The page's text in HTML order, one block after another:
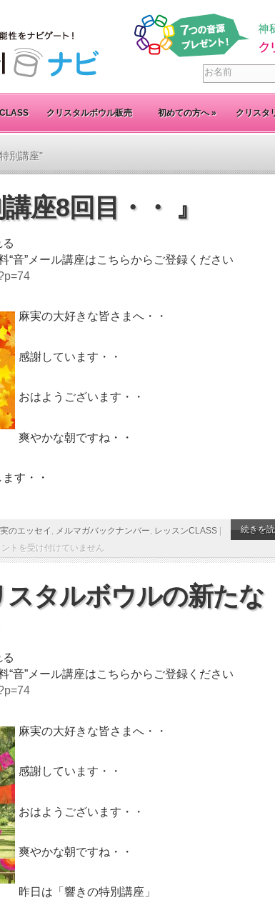
クリスタルボウル販売 初めての方へ» クリスタ
別講座"
座8回目・・ 』
“音”メール講座はこちらからご登録ください
麻実の大好きな皆さまへ・・
感謝しています・・
おはようございます・・
爽やかな朝ですね・・
す・・
のエッセイ , メルマガバックナンバー, レッスンCLASS
ントを受け付けていません
続きを
スタルボウルの新たな
“音”メール講座はこちらからご登録ください
麻実の大好きな皆さまへ・・
感謝しています・・
おはようございます・・
爽やかな朝ですね・・
昨日は「響きの特別講座」